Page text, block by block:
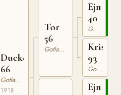
Ducke
66
Gotlandsruss
1918
Tor
56
Gotlandsruss
Ejmund
40
Gotlandsruss
Kristina
93
Gotlandsruss
Ejmund